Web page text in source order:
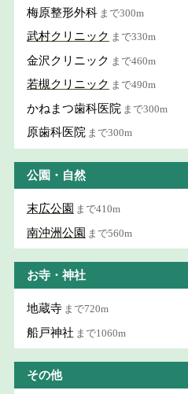
梅原整形外科 まで300m
武村クリニック まで330m
金沢クリニック まで460m
若槻クリニック まで490m
かねまつ歯科医院 まで300m
原歯科医院 まで300m
公園・自然
末広公園 まで410m
南沖洲公園 まで560m
お寺・神社
地蔵寺 まで720m
船戸神社 まで1060m
その他